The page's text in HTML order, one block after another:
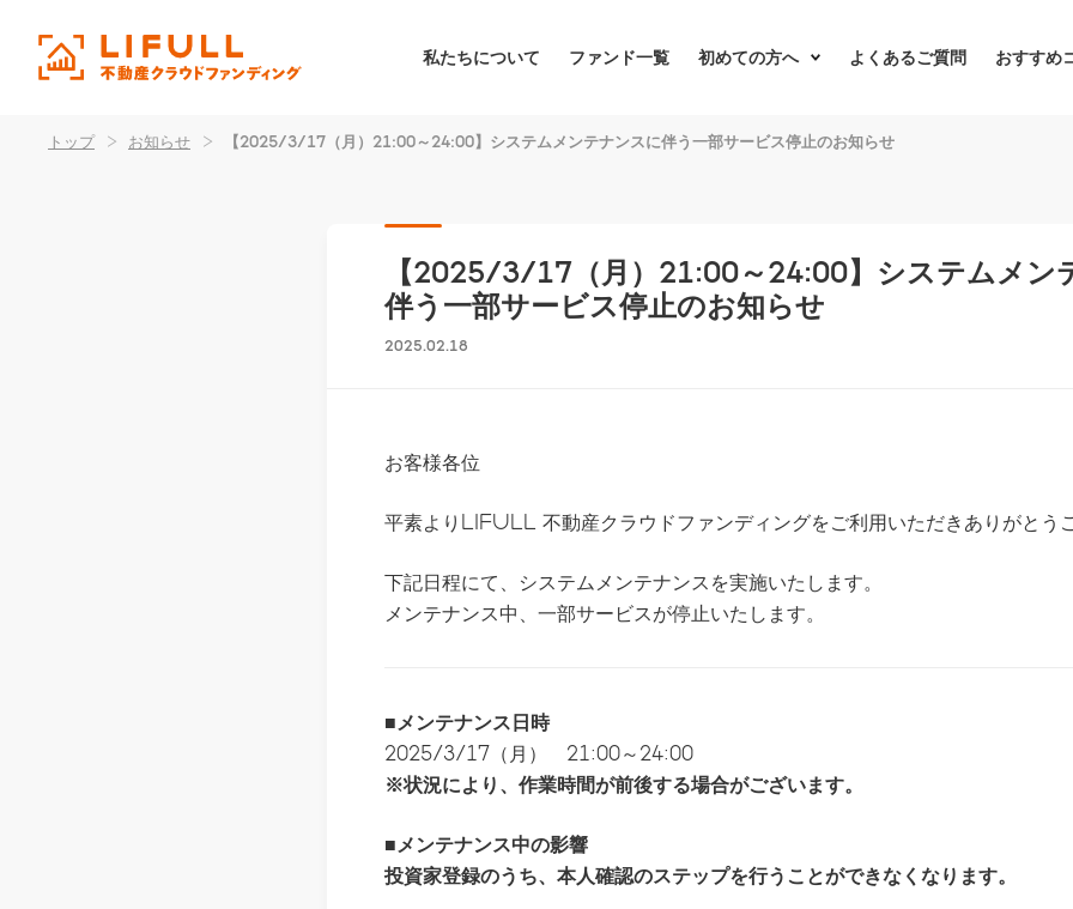
私たちについて ファンド一覧 初めての方へ よくあるご質問 おすすめ
トップ > お知らせ > 【2025/3/17（月）21:00～24:00】システムメンテナンスに伴う一部サービス停止のお知らせ
【2025/3/17（月）21:00～24:00】システムメン
伴う一部サービス停止のお知らせ
2025.02.18
お客様各位
平素よりLIFULL 不動産クラウドファンディングをご利用いただきありがとう
下記日程にて、システムメンテナンスを実施いたします。
メンテナンス中、一部サービスが停止いたします。
■メンテナンス日時
2025/3/17（月） 21:00～24:00
※状況により、作業時間が前後する場合がございます。
■メンテナンス中の影響
投資家登録のうち、本人確認のステップを行うことができなくなります。